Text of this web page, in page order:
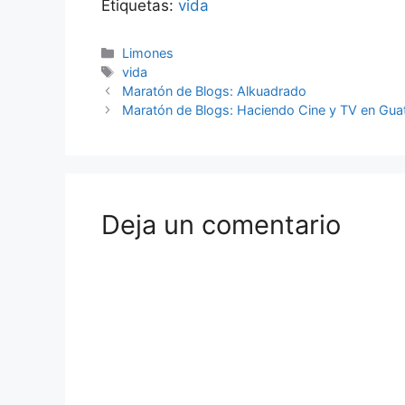
alguno; es tan rebelde que Filipo
definitivamente, cuando…
Etiquetas: vida
Categorías
Limones
Etiquetas
vida
Maratón de Blogs: Alkuadrado
Maratón de Blogs: Haciendo Cine y TV en
Deja un comentario